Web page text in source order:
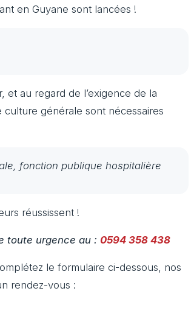
en Guyane sont lancées !
au regard de l’exigence de la
générale sont nécessaires
fonction publique hospitalière
réussissent !
toute urgence au : 0594 358 438
le formulaire ci-dessous, nos
rendez-vous :